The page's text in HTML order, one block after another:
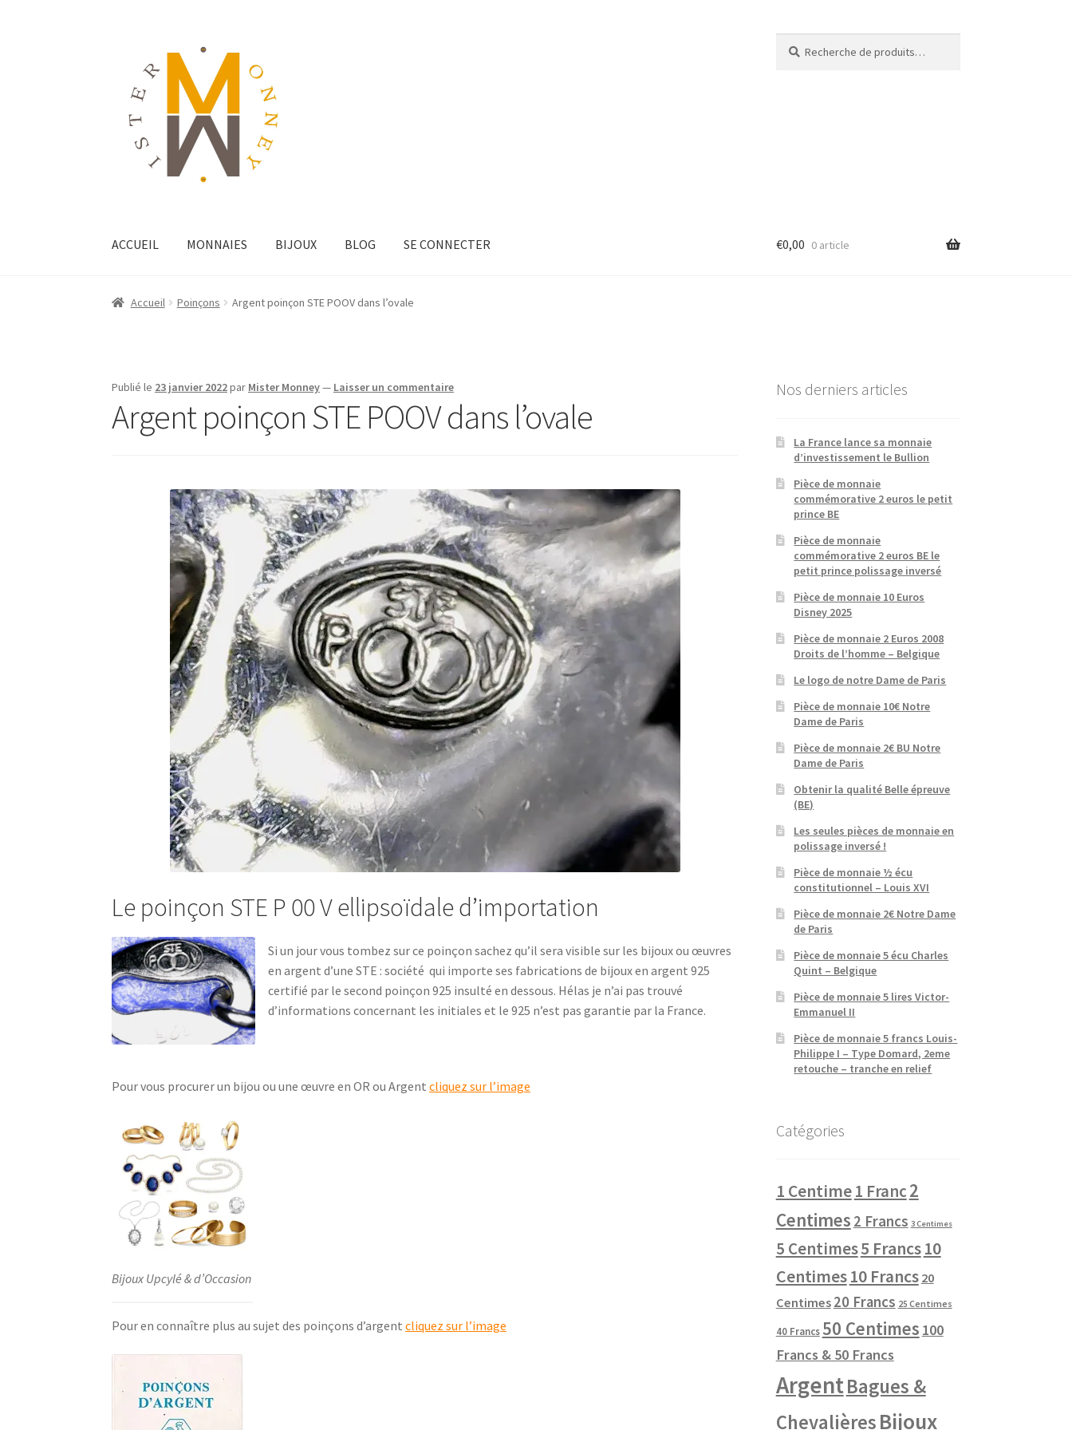
ACCUEIL MONNAIES BIJOUX BLOG SE CONNECTER €0,00 0 article
Accueil Poinçons Argent poinçon STE POOV dans l’ovale
Publié le 23 janvier 2022par Mister Monney— Laisser un commentaire
Argent poinçon STE POOV dans l’ovale
Le poinçon STE P 00 V ellipsoïdale d’importation
Si un jour vous tombez sur ce poinçon sachez qu’il sera visible sur les bijoux ou œuvres
en argent d’une STE : société qui importe ses fabrications de bijoux en argent 925
certifié par le second poinçon 925 insulté en dessous. Hélas je n’ai pas trouvé
d’informations concernant les initiales et le 925 n’est pas garantie par la France.
Pour vous procurer un bijou ou une œuvre en OR ou Argentcliquez sur l’image
Bijoux Upcylé & d’Occasion
Pour en connaître plus au sujet des poinçons d’argent cliquez sur l’image
Nos derniers articles
La France lance sa monnaie
d’investissement le Bullion
Pièce de monnaie
commémorative 2 euros le petit
prince BE
Pièce de monnaie
commémorative 2 euros BE le
petit prince polissage inversé
Pièce de monnaie 10 Euros
Disney 2025
Pièce de monnaie 2 Euros 2008
Droits de l’homme – Belgique
Le logo de notre Dame de Paris
Pièce de monnaie 10€ Notre
Dame de Paris
Pièce de monnaie 2€ BU Notre
Dame de Paris
Obtenir la qualité Belle épreuve
(BE)
Les seules pièces de monnaie en
polissage inversé !
Pièce de monnaie ½ écu
constitutionnel – Louis XVI
Pièce de monnaie 2€ Notre Dame
de Paris
Pièce de monnaie 5 écu Charles
Quint – Belgique
Pièce de monnaie 5 lires Victor-
Emmanuel II
Pièce de monnaie 5 francs Louis-
Philippe I – Type Domard, 2eme
retouche – tranche en relief
Catégories
1 Centime1 Franc2
Centimes 2 Francs 3 Centimes
5 Centimes5 Francs10
Centimes10 Francs 20
Centimes 20 Francs 25 Centimes
40 Francs 50 Centimes 100
Francs & 50 Francs
ArgentBagues &
ChevalièresBijoux